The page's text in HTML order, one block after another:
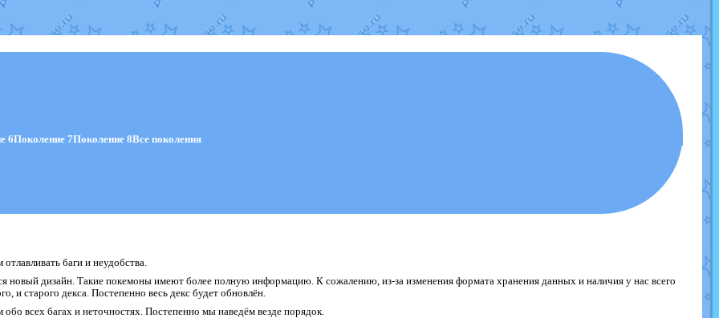
6Поколение 7Поколение 8Все поколения
баги и неудобства.
новый дизайн. Такие покемоны имеют более полную информацию. К сожалению, из-за изменения формата хранения данных и наличия у нас всего
и старого декса. Постепенно весь декс будет обновлён.
всех багах и неточностях. Постепенно мы наведём везде порядок.